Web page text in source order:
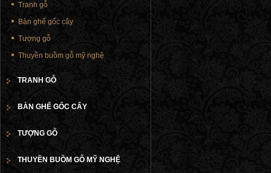
Tranh gỗ
Bàn ghế gốc cây
Tượng gỗ
Thuyền buồm gỗ mỹ nghệ
TRANH GỖ
BÀN GHẾ GỐC CÂY
TƯỢNG GỖ
THUYỀN BUỒM GỖ MỸ NGHỆ